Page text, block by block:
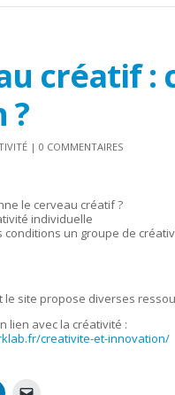
créatif :
?
|0 COMMENTAIRES
le cerveau créatif ?
individuelle
conditions un groupe de
le site propose diverses
lien avec la créativité :
creativite-et-innovation/